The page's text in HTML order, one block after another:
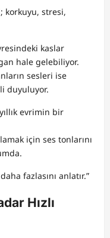
korkuyu, stresi,
kaslar
hale gelebiliyor.
sesleri ise
duyuluyor.
evrimin bir
için ses tonlarını
fazlasını anlatır.”
Hızlı